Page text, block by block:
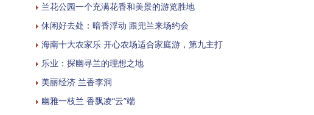
兰花公园一个充满花香和美景的游览胜地
休闲好去处：暗香浮动 跟兜兰来场约会
海南十大农家乐 开心农场适合家庭游，第九主打
乐业：探幽寻兰的理想之地
美丽经济 兰香李洞
幽雅一枝兰 香飘凌“云”端